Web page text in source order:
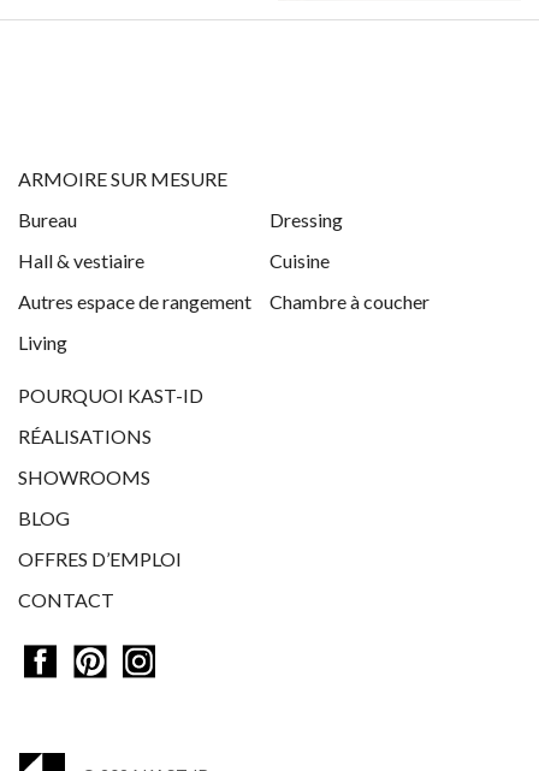
ARMOIRE SUR MESURE
Bureau
Dressing
Hall & vestiaire
Cuisine
Autres espace de rangement
Chambre à coucher
Living
POURQUOI KAST-ID
RÉALISATIONS
SHOWROOMS
BLOG
OFFRES D’EMPLOI
CONTACT